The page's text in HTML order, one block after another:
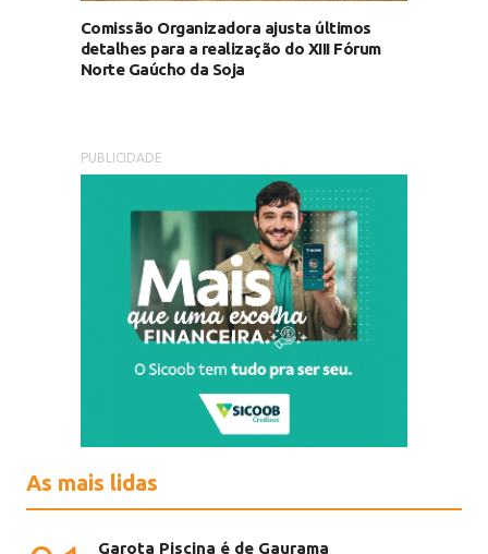
Comissão Organizadora ajusta últimos
detalhes para a realização do XIII Fórum
Norte Gaúcho da Soja
PUBLICIDADE
As mais lidas
Garota Piscina é de Gaurama